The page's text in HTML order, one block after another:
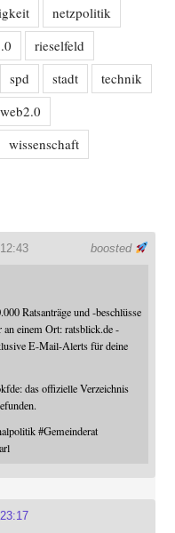
netzpolitik
rieselfeld
spd stadt
technik
web2.0
wissenschaft
boosted
Ratsanträge und -beschlüsse
einem Ort: ratsblick.de -
E-Mail-Alerts für deine
: das offizielle Verzeichnis
#Gemeinderat